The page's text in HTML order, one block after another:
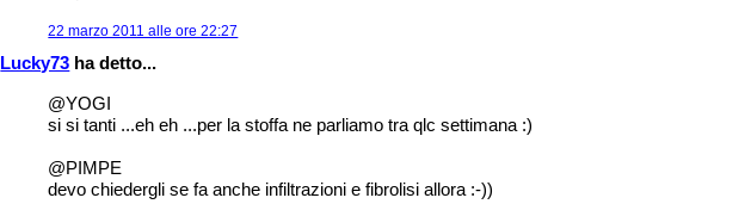
22 marzo 2011 alle ore 22:27
Lucky73 ha detto...
@YOGI
si si tanti ...eh eh ...per la stoffa ne parliamo tra qlc settimana :)
@PIMPE
devo chiedergli se fa anche infiltrazioni e fibrolisi allora :-))